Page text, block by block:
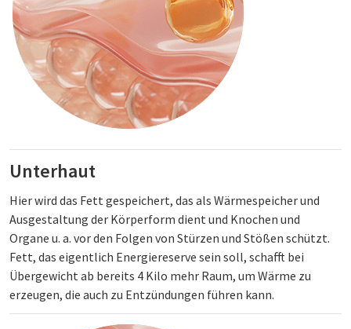
Unterhaut
Hier wird das Fett gespeichert, das als Wärmespeicher und
Ausgestaltung der Körperform dient und Knochen und
Organe u. a. vor den Folgen von Stürzen und Stößen schützt.
Fett, das eigentlich Energiereserve sein soll, schafft bei
Übergewicht ab bereits 4 Kilo mehr Raum, um Wärme zu
erzeugen, die auch zu Entzündungen führen kann.